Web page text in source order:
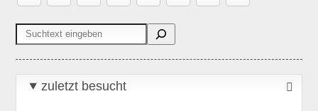
Suchen
zuletzt besucht